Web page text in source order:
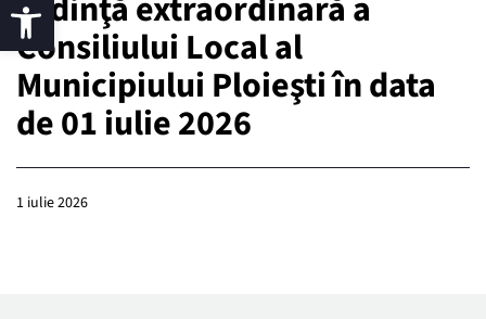
Consiliului Local al
Municipiului Ploieşti în data
de 01 iulie 2026
1 iulie 2026